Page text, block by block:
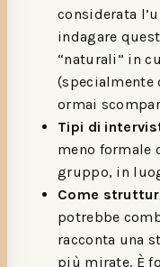
considerata
indagare
“naturali” in
(specialmente
ormai
Tipi di
meno formale
gruppo, in
Come
potrebbe
racconta una
più mirate. È